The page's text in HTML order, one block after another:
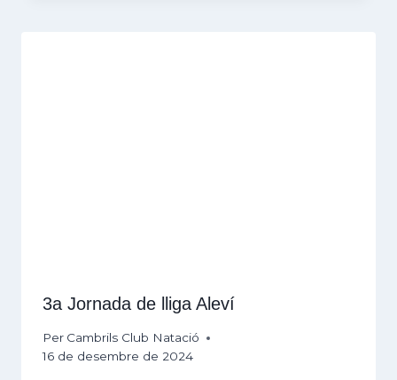
3a Jornada de lliga Aleví
Per Cambrils Club Natació
16 de desembre de 2024